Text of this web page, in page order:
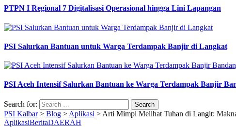
PTPN I Regional 7 Digitalisasi Operasional hingga Lini Lapangan
PSI Salurkan Bantuan untuk Warga Terdampak Banjir di Langkat
PSI Aceh Intensif Salurkan Bantuan ke Warga Terdampak Banjir
Search for:
PSI Kalbar> Blog > Aplikasi > Arti Mimpi Melihat Tuhan di Langit:
AplikasiBeritaDAERAH